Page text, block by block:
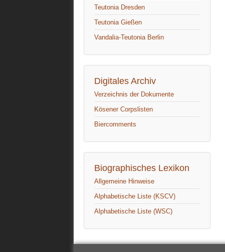
Teutonia Dresden
Teutonia Gießen
Vandalia-Teutonia Berlin
Digitales Archiv
Verzeichnis der Dokumente
Kösener Corpslisten
Biercomments
Biographisches Lexikon
Allgemeine Hinweise
Alphabetische Liste (KSCV)
Alphabetische Liste (WSC)